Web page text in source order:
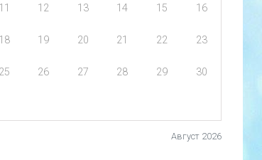
Август 2026
11 12 13 14 15 16
18 19 20 21 22 23
25 26 27 28 29 30